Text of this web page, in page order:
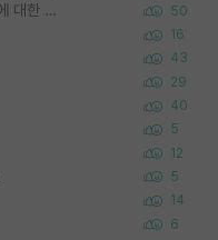
포스텍 억까에 대해 (동문의 학문적 아웃풋에 대한 반박) 50
16
43
29
40
5
12
5
14
6